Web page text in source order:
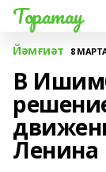
Торатау
Йәмғиәт 8 МАРТА
В
Ленина